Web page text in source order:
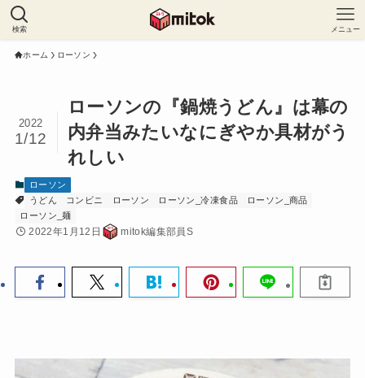
検索 メニュー
ホーム ローソン
ローソンの『鍋焼うどん』は幕の
内弁当みたいなにぎやか具材がう
れしい
2022
1/12
ローソン
うどん
コンビニ ローソン ローソン_冷凍食品
ローソン_商品
ローソン_麺
2022年1月12日 mitok編集部員S